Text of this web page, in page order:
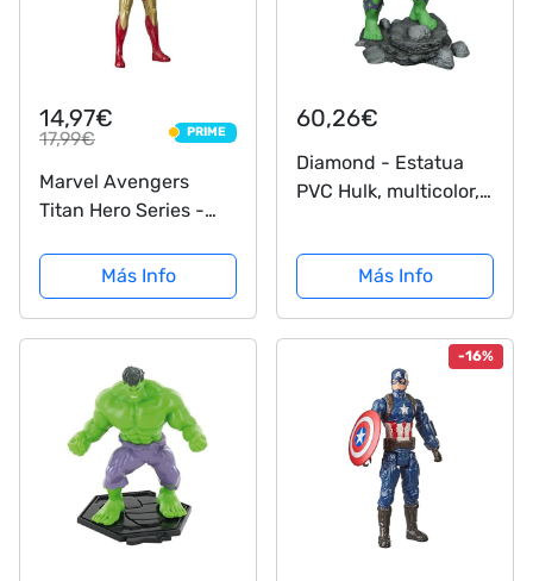
14,97€
17,99€ PRIME
PRIME
Marvel Avengers
Titan Hero Series -
Iron Man de 30 cm,
Edad: 4+
Más Info
60,26€
Diamond - Estatua
PVC Hulk, multicolor,
AUG162570)
Más Info
-16%